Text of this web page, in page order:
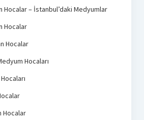
Hocalar – İstanbul’daki Medyumlar
Hocalar
Hocalar
Hocaları
Hocalar